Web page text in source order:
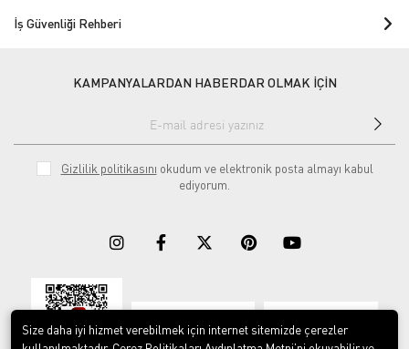
İş Güvenliği Rehberi
KAMPANYALARDAN HABERDAR OLMAK İÇİN
Gizlilik politikasını okudum ve elektronik posta almayı kabul
ediyorum.
Download on the
App Store
Download on
Google play
Size daha iyi hizmet verebilmek için internet sitemizde çerezler